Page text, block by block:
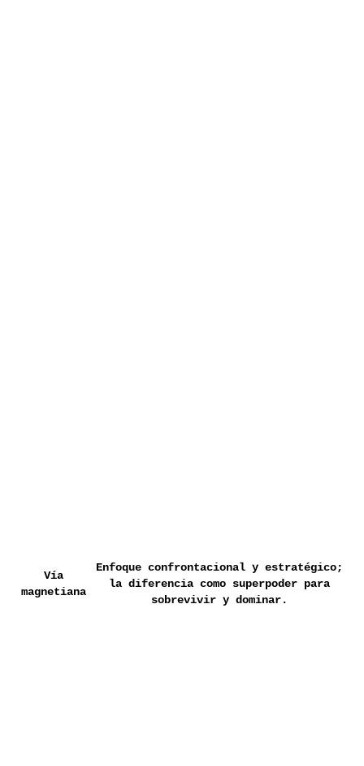
Vía
magnetiana
Enfoque confrontacional y estratégico;
la diferencia como superpoder para
sobrevivir y dominar.